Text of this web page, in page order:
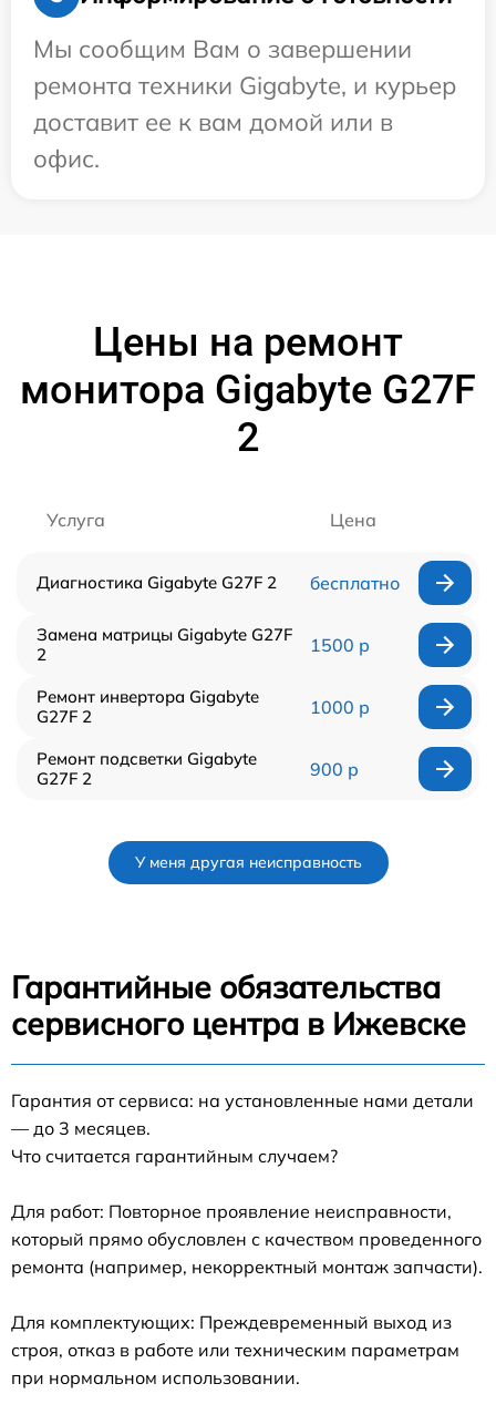
Мы сообщим Вам о завершении
ремонта техники Gigabyte, и курьер
доставит ее к вам домой или в
офис.
Цены на ремонт
монитора Gigabyte G27F
2
Услуга Цена
Диагностика Gigabyte G27F 2 бесплатно
Замена матрицы Gigabyte G27F
2
1500 р
Ремонт инвертора Gigabyte
G27F 2
1000 р
Ремонт подсветки Gigabyte
G27F 2
900 р
У меня другая неисправность
Гарантийные обязательства
сервисного центра в Ижевске
Гарантия от сервиса: на установленные нами детали
— до 3 месяцев.
Что считается гарантийным случаем?
Для работ: Повторное проявление неисправности,
который прямо обусловлен с качеством проведенного
ремонта (например, некорректный монтаж запчасти).
Для комплектующих: Преждевременный выход из
строя, отказ в работе или техническим параметрам
при нормальном использовании.